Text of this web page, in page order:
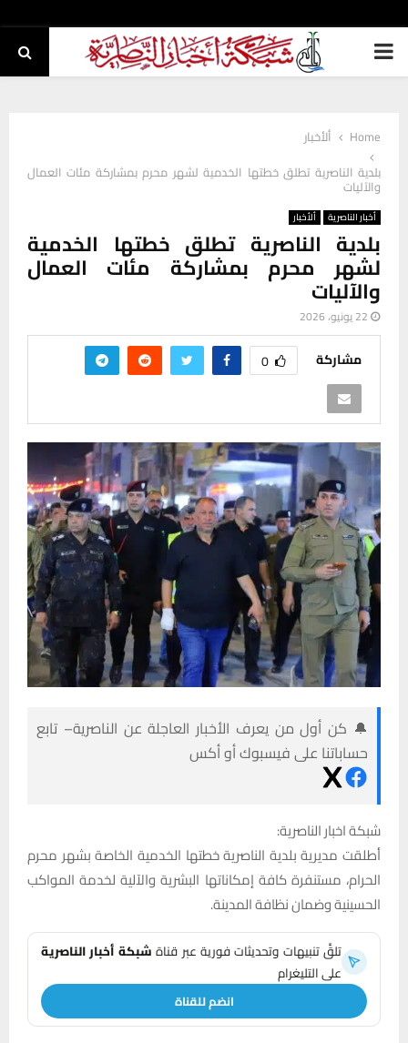
PRIMARY
Home
ألأخبار
بلدية الناصرية تطلق خطتها الخدمية لشهر محرم بمشاركة مئات العمال
والآليات
أخبار الناصرية ألأخبار
بلدية الناصرية تطلق خطتها الخدمية
لشهر محرم بمشاركة مئات العمال
والآليات
22 يونيو، 2026
مشاركة 0
🔔 كن أول من يعرف الأخبار العاجلة عن الناصرية– تابع
حساباتنا على فيسبوك أو أكس
شبكة اخبار الناصرية:
أطلقت مديرية بلدية الناصرية خطتها الخدمية الخاصة بشهر محرم
الحرام، مستنفرة كافة إمكاناتها البشرية والآلية لخدمة المواكب
الحسينية وضمان نظافة المدينة.
تلقَّ تنبيهات وتحديثات فورية عبر قناةشبكة أخبار الناصرية
على التليغرام
انضم للقناة